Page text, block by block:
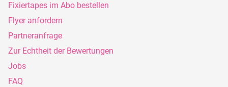
Fixiertapes im Abo bestellen
Flyer anfordern
Partneranfrage
Zur Echtheit der Bewertungen
Jobs
FAQ